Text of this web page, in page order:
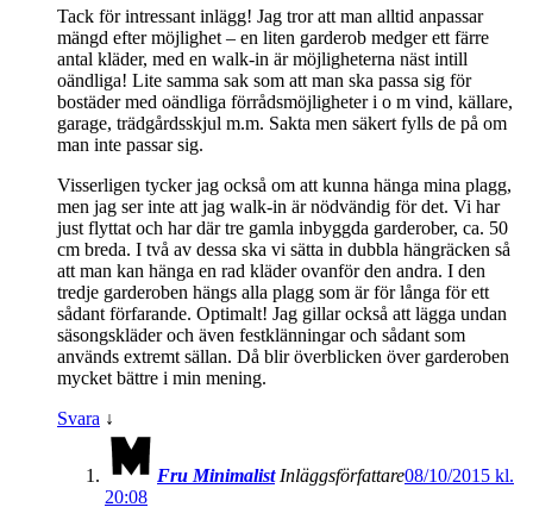
Tack för intressant inlägg! Jag tror att man alltid anpassar
mängd efter möjlighet – en liten garderob medger ett färre
antal kläder, med en walk-in är möjligheterna näst intill
oändliga! Lite samma sak som att man ska passa sig för
bostäder med oändliga förrådsmöjligheter i o m vind, källare,
garage, trädgårdsskjul m.m. Sakta men säkert fylls de på om
man inte passar sig.
Visserligen tycker jag också om att kunna hänga mina plagg,
men jag ser inte att jag walk-in är nödvändig för det. Vi har
just flyttat och har där tre gamla inbyggda garderober, ca. 50
cm breda. I två av dessa ska vi sätta in dubbla hängräcken så
att man kan hänga en rad kläder ovanför den andra. I den
tredje garderoben hängs alla plagg som är för långa för ett
sådant förfarande. Optimalt! Jag gillar också att lägga undan
säsongskläder och även festklänningar och sådant som
används extremt sällan. Då blir överblicken över garderoben
mycket bättre i min mening.
Svara ↓
Fru Minimalist Inläggsförfattare08/10/2015 kl.
20:08